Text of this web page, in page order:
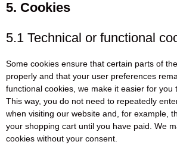
5. Cookies
5.1 Technical or functional
Some cookies ensure that certain parts of
properly and that your user preferences
functional cookies, we make it easier for you
This way, you do not need to repeatedly
when visiting our website and, for example,
your shopping cart until you have paid. We
cookies without your consent.